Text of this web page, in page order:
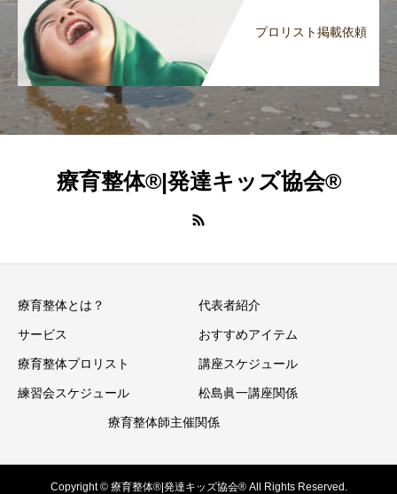
プロリスト掲載依頼
療育整体®|発達キッズ協会®
療育整体とは？ 代表者紹介
サービス おすすめアイテム
療育整体プロリスト 講座スケジュール
練習会スケジュール 松島眞一講座関係
療育整体師主催関係
Copyright © 療育整体®|発達キッズ協会® All Rights Reserved.